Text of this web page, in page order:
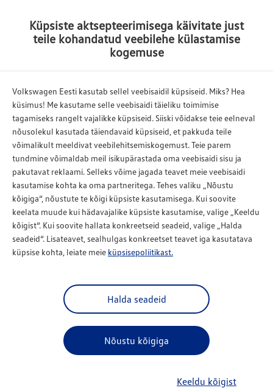
Tagasi
Võta meiega ühendust
teenuse ja eelistatud aja.
Eesnimi, Perekonnanimi* Telefon*
E-post*
Sõiduki registreerimismärk*
Läbisõit (km)*
Küpsiste aktsepteerimisega käivitate just
teile kohandatud veebilehe külastamise
kogemuse
Volkswagen Eesti kasutab sellel veebisaidil küpsiseid. Miks? Hea
küsimus! Me kasutame selle veebisaidi täieliku toimimise
tagamiseks rangelt vajalikke küpsiseid. Siiski võidakse teie eelneval
nõusolekul kasutada täiendavaid küpsiseid, et pakkuda teile
võimalikult meeldivat veebilehitsemiskogemust. Teie parem
tundmine võimaldab meil isikupärastada oma veebisaidi sisu ja
pakutavat reklaami. Selleks võime jagada teavet meie veebisaidi
kasutamise kohta ka oma partneritega. Tehes valiku „Nõustu
kõigiga“, nõustute te kõigi küpsiste kasutamisega. Kui soovite
keelata muude kui hädavajalike küpsiste kasutamise, valige „Keeldu
kõigist“. Kui soovite hallata konkreetseid seadeid, valige „Halda
seadeid“. Lisateavet, sealhulgas konkreetset teavet iga kasutatava
küpsise kohta, leiate meie küpsisepoliitikast.
Halda seadeid
Nõustu kõigiga
Keeldu kõigist